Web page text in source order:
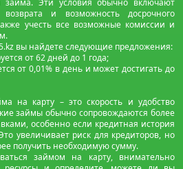
и возможность досрочного
учесть все возможные комиссии и
вы найдете следующие предложения:
от 62 дней до 1 года;
от 0,01% в день и может достигать до
на карту – это скорость и удобство
займы обычно сопровождаются более
особенно если кредитная история
увеличивает риск для кредиторов, но
получить необходимую сумму.
займом на карту, внимательно